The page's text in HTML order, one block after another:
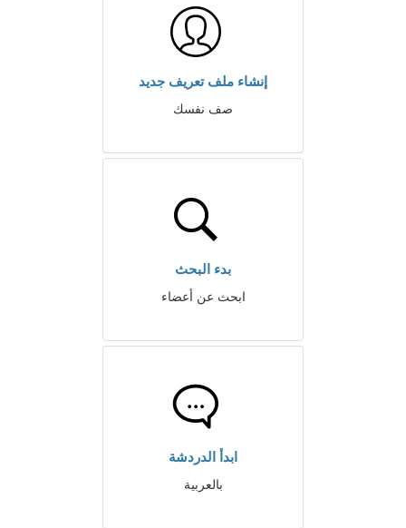
إنشاء ملف تعريف جديد
صف نفسك
بدء البحث
ابحث عن أعضاء
ابدأ الدردشة
بالعربية